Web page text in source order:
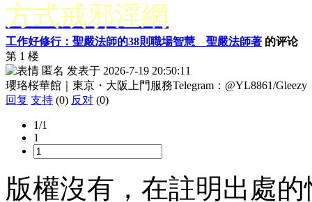
方式戒邪淫網
工作好修行：聖嚴法師的38則職場智慧 聖嚴法師著 的评论
第 1 楼
匿名 发表于 2026-7-19 20:50:11
瓔珞桜華館｜東京・大阪上門服務Telegram：@YL8861/
回复 支持 (0) 反对 (0)
1/1
1
版權沒有，在註明出處